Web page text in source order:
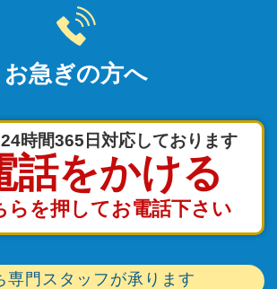
お急ぎの方へ
時間365日対応しております
話をかける
らを押してお電話下さい
専門スタッフが承ります